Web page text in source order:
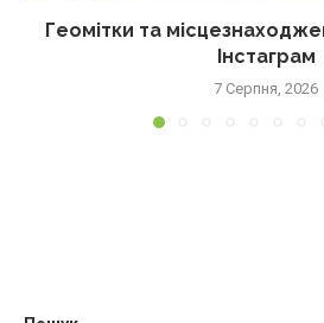
Геомітки та
Інстаграм
7 Серпня, 2026